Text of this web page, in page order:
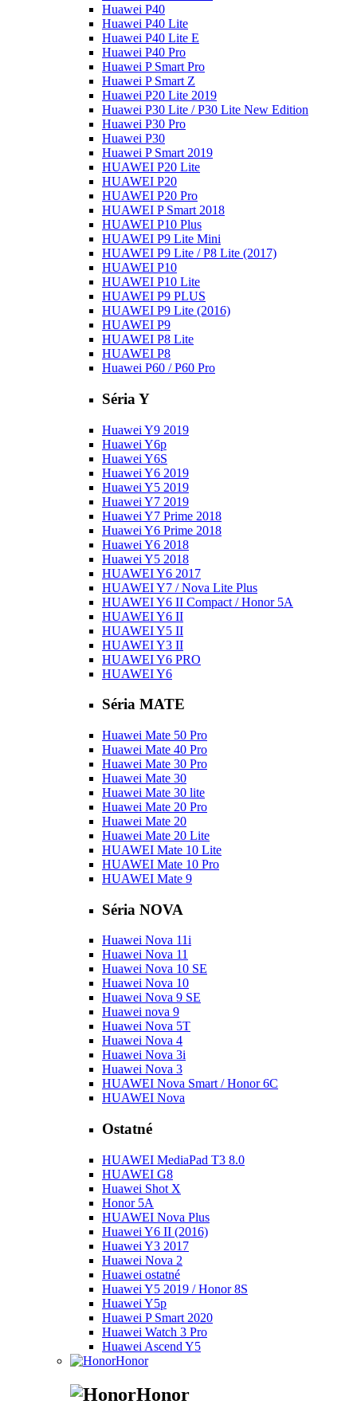
Huawei P40
Huawei P40 Lite
Huawei P40 Lite E
Huawei P40 Pro
Huawei P Smart Pro
Huawei P Smart Z
Huawei P20 Lite 2019
Huawei P30 Lite / P30 Lite New Edition
Huawei P30 Pro
Huawei P30
Huawei P Smart 2019
HUAWEI P20 Lite
HUAWEI P20
HUAWEI P20 Pro
HUAWEI P Smart 2018
HUAWEI P10 Plus
HUAWEI P9 Lite Mini
HUAWEI P9 Lite / P8 Lite (2017)
HUAWEI P10
HUAWEI P10 Lite
HUAWEI P9 PLUS
HUAWEI P9 Lite (2016)
HUAWEI P9
HUAWEI P8 Lite
HUAWEI P8
Huawei P60 / P60 Pro
Séria Y
Huawei Y9 2019
Huawei Y6p
Huawei Y6S
Huawei Y6 2019
Huawei Y5 2019
Huawei Y7 2019
Huawei Y7 Prime 2018
Huawei Y6 Prime 2018
Huawei Y6 2018
Huawei Y5 2018
HUAWEI Y6 2017
HUAWEI Y7 / Nova Lite Plus
HUAWEI Y6 II Compact / Honor 5A
HUAWEI Y6 II
HUAWEI Y5 II
HUAWEI Y3 II
HUAWEI Y6 PRO
HUAWEI Y6
Séria MATE
Huawei Mate 50 Pro
Huawei Mate 40 Pro
Huawei Mate 30 Pro
Huawei Mate 30
Huawei Mate 30 lite
Huawei Mate 20 Pro
Huawei Mate 20
Huawei Mate 20 Lite
HUAWEI Mate 10 Lite
HUAWEI Mate 10 Pro
HUAWEI Mate 9
Séria NOVA
Huawei Nova 11i
Huawei Nova 11
Huawei Nova 10 SE
Huawei Nova 10
Huawei Nova 9 SE
Huawei nova 9
Huawei Nova 5T
Huawei Nova 4
Huawei Nova 3i
Huawei Nova 3
HUAWEI Nova Smart / Honor 6C
HUAWEI Nova
Ostatné
HUAWEI MediaPad T3 8.0
HUAWEI G8
Huawei Shot X
Honor 5A
HUAWEI Nova Plus
Huawei Y6 II (2016)
Huawei Y3 2017
Huawei Nova 2
Huawei ostatné
Huawei Y5 2019 / Honor 8S
Huawei Y5p
Huawei P Smart 2020
Huawei Watch 3 Pro
Huawei Ascend Y5
Honor
Honor